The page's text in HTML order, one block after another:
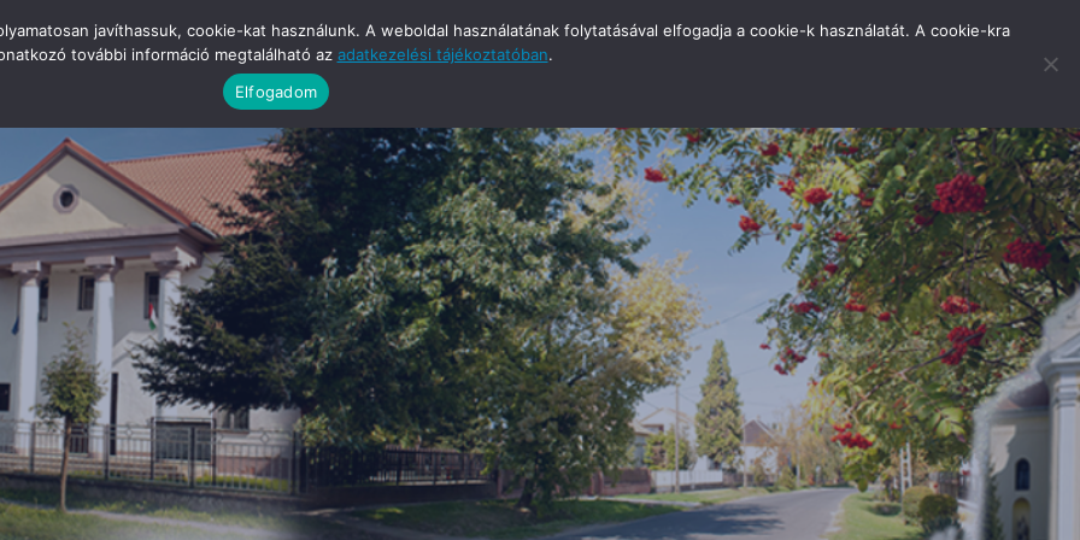
javíthassuk, cookie-kat használunk. A weboldal használatának folytatásával elfogadja a cookie-k használatát. A cookie-kra
további információ megtalálható az adatkezelési tájékoztatóban.
Elfogadom